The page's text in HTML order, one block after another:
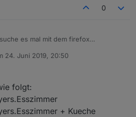
0
es mal mit dem firefox
Player? Da ich einen Mechanismus
könnte auch noch Potential für eine
liegen.
24. Juni 2019, 20:50
von
folgt:
+ Kueche